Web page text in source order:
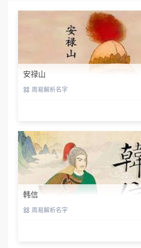
安禄山
周易解析名字
韩信
周易解析名字